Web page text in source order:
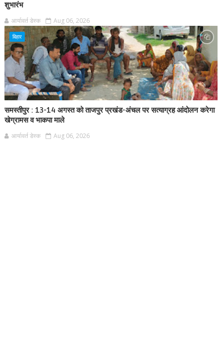
शुभारंभ
आर्यावर्त डेस्क Aug 06, 2026
बिहार
समस्तीपुर : 13-14 अगस्त को ताजपुर प्रखंड-अंचल पर सत्याग्रह आंदोलन करेगा
खेग्रामस व भाकपा माले
आर्यावर्त डेस्क Aug 06, 2026